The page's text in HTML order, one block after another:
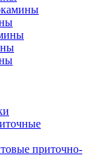
приточно-